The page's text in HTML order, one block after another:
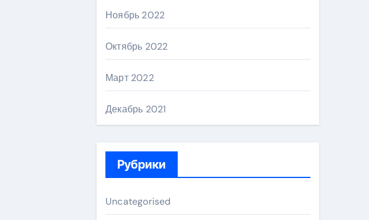
Ноябрь 2022
Октябрь 2022
Март 2022
Декабрь 2021
Рубрики
Uncategorised